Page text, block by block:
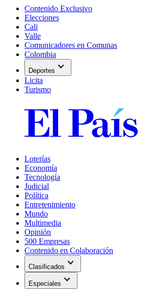
Contenido Exclusivo
Elecciones
Cali
Valle
Comunicadores en Comunas
Colombia
Deportes expand_more
Licita
Turismo
Loterías
Economía
Tecnología
Judicial
Política
Entretenimiento
Mundo
Multimedia
Opinión
500 Empresas
Contenido en Colaboración
Clasificados expand_more
Especiales expand_more